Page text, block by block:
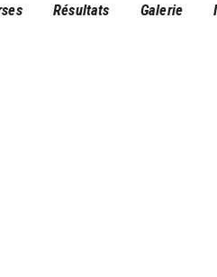
Résultats Galerie